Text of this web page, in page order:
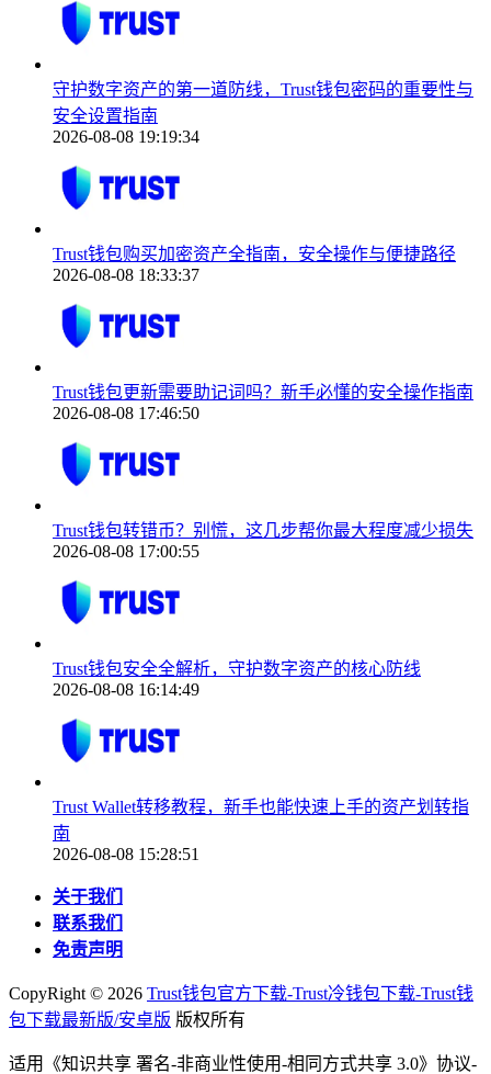
守护数字资产的第一道防线，Trust钱包密码的重要性与
安全设置指南
2026-08-08 19:19:34
Trust钱包购买加密资产全指南，安全操作与便捷路径
2026-08-08 18:33:37
Trust钱包更新需要助记词吗？新手必懂的安全操作指南
2026-08-08 17:46:50
Trust钱包转错币？别慌，这几步帮你最大程度减少损失
2026-08-08 17:00:55
Trust钱包安全全解析，守护数字资产的核心防线
2026-08-08 16:14:49
Trust Wallet转移教程，新手也能快速上手的资产划转指
南
2026-08-08 15:28:51
关于我们
联系我们
免责声明
CopyRight © 2026 Trust钱包官方下载-Trust冷钱包下载-Trust钱
包下载最新版/安卓版 版权所有
适用《知识共享 署名-非商业性使用-相同方式共享 3.0》协议-